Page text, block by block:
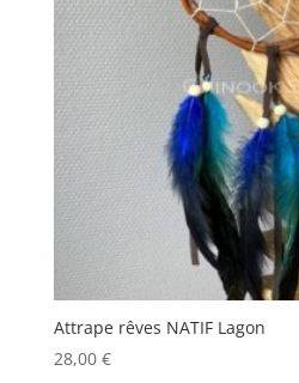
Attrape rêves NATIF Lagon
28,00 €